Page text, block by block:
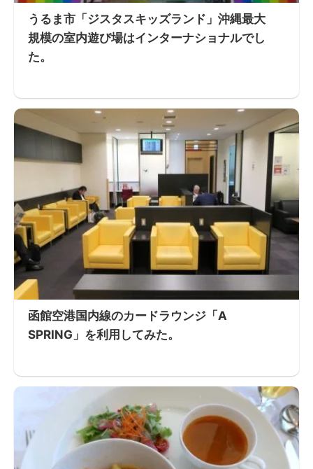
うるま市「ジスタスキッズランド」沖縄最大
規模の室内遊び場はインターナショナルでし
た。
函館空港国内線のカードラウンジ「A
SPRING」を利用してみた。